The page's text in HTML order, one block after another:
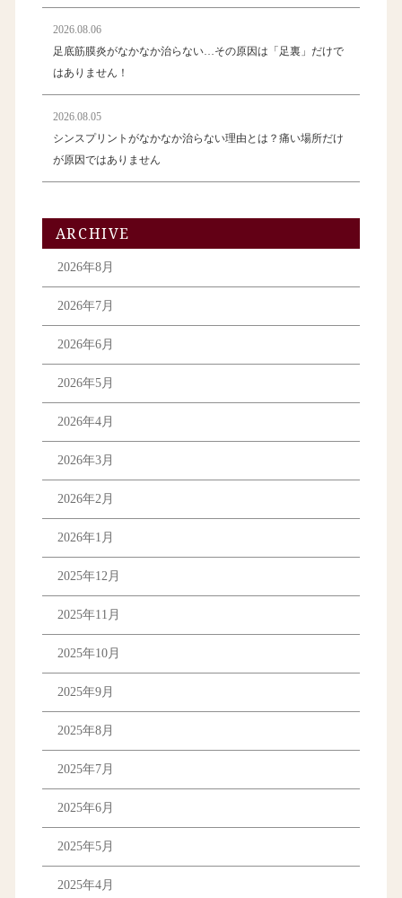
2026.08.06
足底筋膜炎がなかなか治らない…その原因は「足裏」だけで
はありません！
2026.08.05
シンスプリントがなかなか治らない理由とは？痛い場所だけ
が原因ではありません
ARCHIVE
2026年8月
2026年7月
2026年6月
2026年5月
2026年4月
2026年3月
2026年2月
2026年1月
2025年12月
2025年11月
2025年10月
2025年9月
2025年8月
2025年7月
2025年6月
2025年5月
2025年4月